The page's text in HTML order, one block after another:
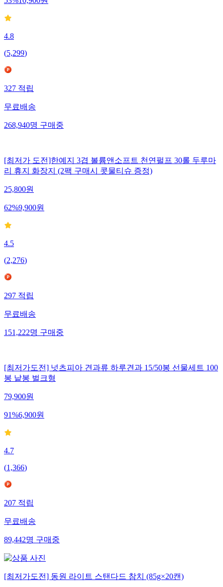
4.8
(5,299)
327 적립
무료배송
268,940명 구매중
[최저가 도전]한예지 3겹 볼륨앤소프트 천연펄프 30롤 두루마
리 휴지 화장지 (2팩 구매시 콧물티슈 증정)
25,800원
62%9,900원
4.5
(2,276)
297 적립
무료배송
151,222명 구매중
[최저가도전] 넛츠피아 견과류 하루견과 15/50봉 선물세트 100
봉 낱봉 벌크형
79,900원
91%6,900원
4.7
(1,366)
207적립
무료배송
89,442명구매중
[최저가도전] 동원 라이트 스탠다드 참치 (85g×20캔)